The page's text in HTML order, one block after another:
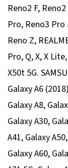
Reno2 F,
Pro, Reno3 Pro
Reno Z,
Pro, Q, X, X
X50t 5G.
Galaxy A6
Galaxy A8,
Galaxy A30,
A41, Galaxy
Galaxy A60,